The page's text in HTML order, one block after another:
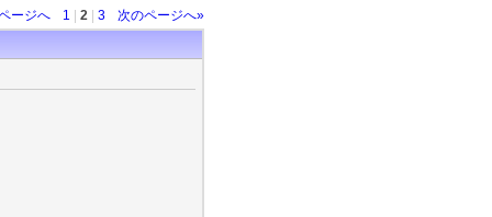
ージへ 1 2 3 次のページへ»